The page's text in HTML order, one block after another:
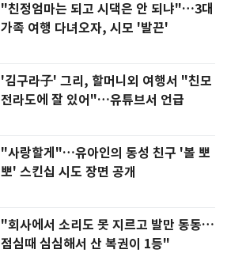
"친정엄마는 되고 시댁은 안 되냐"…3대
가족 여행 다녀오자, 시모 '발끈'
'김구라子' 그리, 할머니외 여행서 "친모
전라도에 잘 있어"…유튜브서 언급
"사랑할게"…유아인의 동성 친구 '볼 뽀
뽀' 스킨십 시도 장면 공개
"회사에서 소리도 못 지르고 발만 동동…
점심때 심심해서 산 복권이 1등"